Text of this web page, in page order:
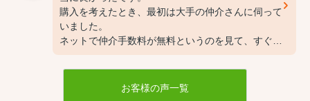
購入を考えたとき、最初は大手の仲介さんに伺って
いました。
ネットで仲介手数料が無料というのを見て、すぐに
お店での手続きから銀行での決済まで寄り添って対
応して下さいました。お客様の声一覧